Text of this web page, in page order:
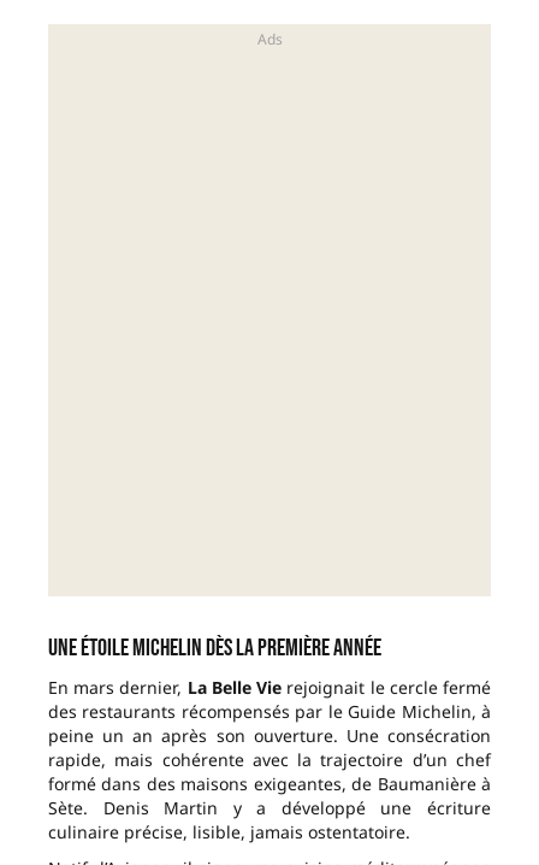
Une étoile Michelin dès la première année
En mars dernier, La Belle Vie rejoignait le cercle fermé
des restaurants récompensés par le Guide Michelin, à
peine un an après son ouverture. Une consécration
rapide, mais cohérente avec la trajectoire d’un chef
formé dans des maisons exigeantes, de Baumanière à
Sète. Denis Martin y a développé une écriture
culinaire précise, lisible, jamais ostentatoire.